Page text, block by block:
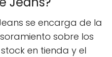
se encarga de la
sobre los
en tienda y el